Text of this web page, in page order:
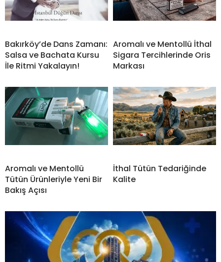
Bakırköy’de Dans Zamanı:
Salsa ve Bachata Kursu
İle Ritmi Yakalayın!
Aromalı ve Mentollü İthal
Sigara Tercihlerinde Oris
Markası
Aromalı ve Mentollü
Tütün Ürünleriyle Yeni Bir
Bakış Açısı
İthal Tütün Tedariğinde
Kalite